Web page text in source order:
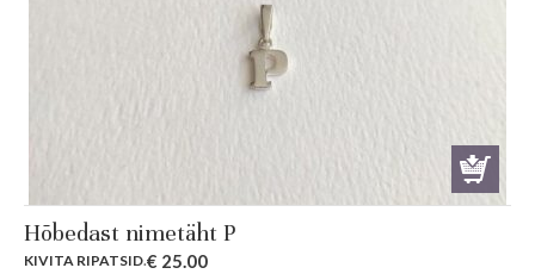
Hõbedast nimetäht P
KIVITA RIPATSID.€ 25.00